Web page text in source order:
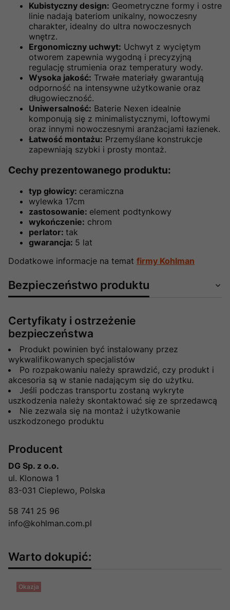
Kubistyczny design: Geometryczne formy i ostre
linie nadają bateriom unikalny, nowoczesny
charakter, idealny do ultra nowoczesnych
wnętrz.
Ergonomiczny uchwyt: Uchwyt z wyciętym
otworem zapewnia wygodną i precyzyjną
regulację strumienia oraz temperatury wody.
Wysoka jakość: Trwałe materiały gwarantują
odporność na intensywne użytkowanie oraz
długowieczność.
Uniwersalność: Baterie Nexen idealnie
komponują się z minimalistycznymi, loftowymi
oraz innymi nowoczesnymi aranżacjami łazienek.
Łatwość montażu: Przemyślane konstrukcje
zapewniają szybki i prosty montaż.
Cechy prezentowanego produktu:
typ głowicy: ceramiczna
wylewka 17cm
zastosowanie: element podtynkowy
wykończenie: chrom
perlator: tak
gwarancja: 5 lat
Dodatkowe informacje na temat firmy Kohlman
Bezpieczeństwo produktu
Certyfikaty i ostrzeżenie
bezpieczeństwa
Produkt powinien być instalowany przez
wykwalifikowanych specjalistów
Po rozpakowaniu należy sprawdzić, czy produkt i
akcesoria są w stanie nadającym się do użytku.
Jeśli podczas transportu zostaną wykryte
uszkodzenia należy skontaktować się ze sprzedawcą
Nie zezwala się na montaż i użytkowanie
uszkodzonego produktu
Producent
DG Sp. z o.o.
ul. Klonowa 1
83-031 Cieplewo, Polska
58 741 25 96
info@kohlman.com.pl
Warto dokupić:
Okazja